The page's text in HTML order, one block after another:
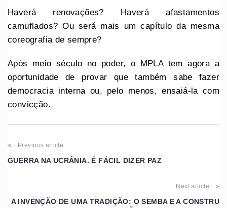
Haverá renovações? Haverá afastamentos
camuflados? Ou será mais um capítulo da mesma
coreografia de sempre?
Após meio século no poder, o MPLA tem agora a
oportunidade de provar que também sabe fazer
democracia interna ou, pelo menos, ensaiá-la com
convicção.
Previous article
GUERRA NA UCRÂNIA. É FÁCIL DIZER PAZ
Next article
A INVENÇÃO DE UMA TRADIÇÃO: O SEMBA E A CONSTRU